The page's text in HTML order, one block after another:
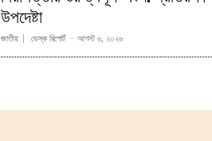
উপদেষ্টা
জাতীয় ডেস্ক রিপোর্ট - আগস্ট ৬, ২০২৬